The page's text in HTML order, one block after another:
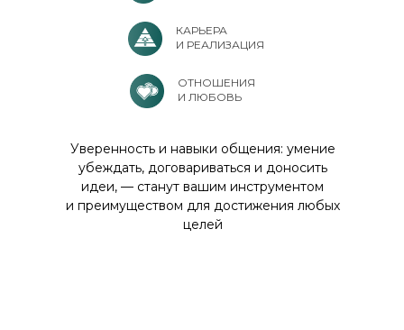
Уверенность и навыки общения: умение
убеждать, договариваться и доносить
идеи, — станут вашим инструментом
и преимуществом для достижения любых
целей
КАРЬЕРА
И РЕАЛИЗАЦИЯ
ОТНОШЕНИЯ
И ЛЮБОВЬ